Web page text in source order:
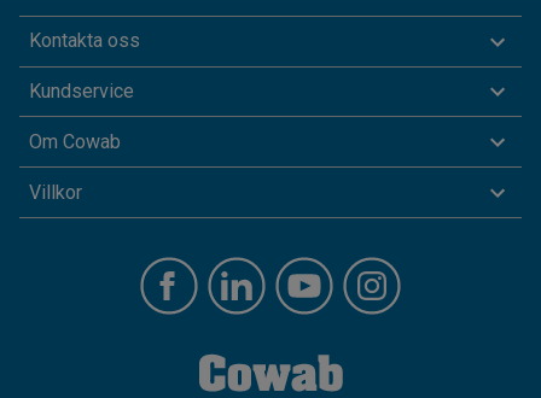
Kontakta oss
Kundservice
Om Cowab
Villkor